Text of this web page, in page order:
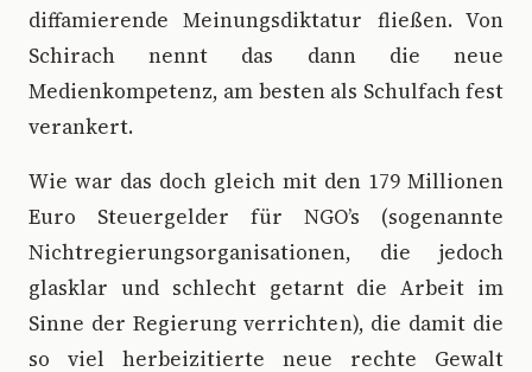
diffamierende Meinungsdiktatur fließen. Von
Schirach nennt das dann die neue
Medienkompetenz, am besten als Schulfach fest
verankert.
Wie war das doch gleich mit den 179 Millionen
Euro Steuergelder für NGO’s (sogenannte
Nichtregierungsorganisationen, die jedoch
glasklar und schlecht getarnt die Arbeit im
Sinne der Regierung verrichten), die damit die
so viel herbeizitierte neue rechte Gewalt